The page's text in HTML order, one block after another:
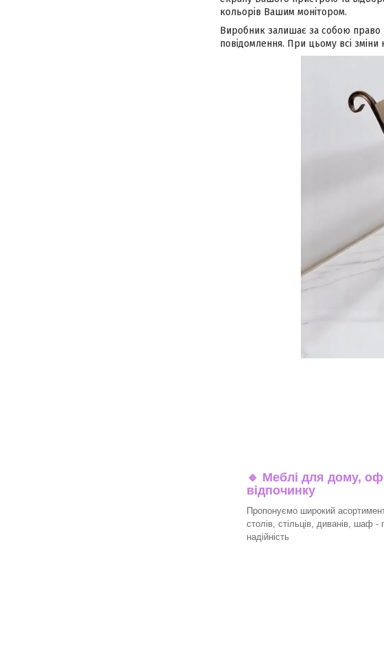
кольорів Вашим монітором.
Виробник залишає за собою право
повідомлення. При цьому всі зміни
🔹 Меблі для дому,
відпочинку
Пропонуємо широкий
столів, стільців, диванів, шаф -
надійність